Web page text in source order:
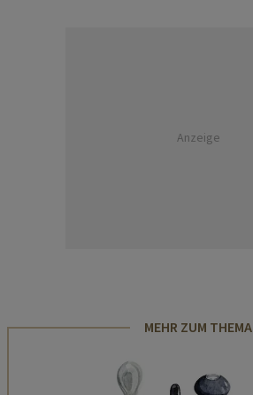
Anzeige
MEHR ZUM THEMA